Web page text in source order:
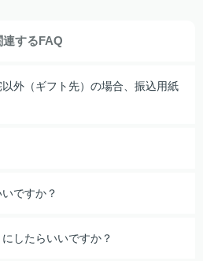
連するFAQ
外（ギフト先）の場合、振込用紙
ですか？
したらいいですか？